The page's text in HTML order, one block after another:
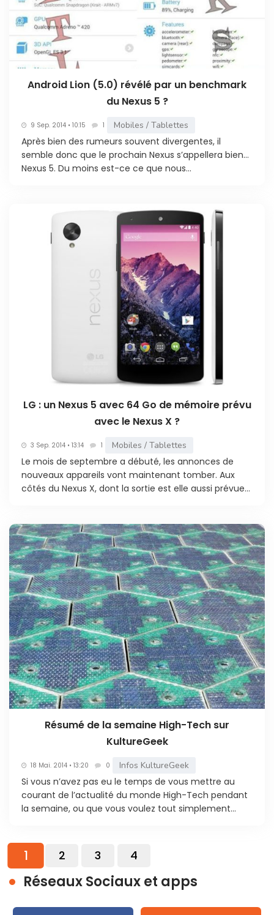
Android Lion (5.0) révélé par un benchmark
du Nexus 5 ?
9 Sep. 2014 • 10:15 1 Mobiles / Tablettes
Après bien des rumeurs souvent divergentes, il
semble donc que le prochain Nexus s’appellera bien…
Nexus 5. Du moins est-ce ce que nous...
LG : un Nexus 5 avec 64 Go de mémoire prévu
avec le Nexus X ?
3 Sep. 2014 • 13:14 1 Mobiles / Tablettes
Le mois de septembre a débuté, les annonces de
nouveaux appareils vont maintenant tomber. Aux
côtés du Nexus X, dont la sortie est elle aussi prévue...
Résumé de la semaine High-Tech sur
KultureGeek
18 Mai. 2014 • 13:20 0 Infos KultureGeek
Si vous n’avez pas eu le temps de vous mettre au
courant de l’actualité du monde High-Tech pendant
la semaine, ou que vous voulez tout simplement...
1 2 3 4
Réseaux Sociaux et apps